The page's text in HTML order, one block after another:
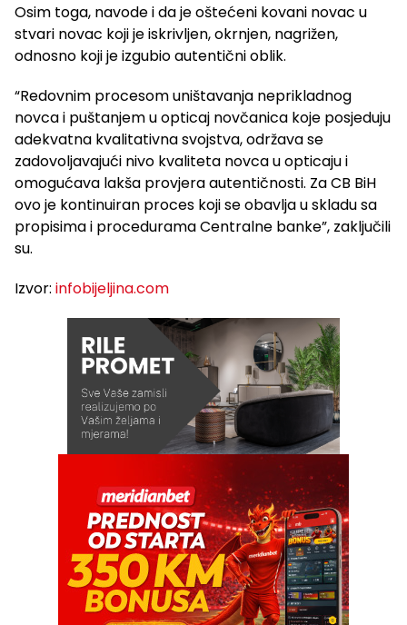
Osim toga, navode i da je oštećeni kovani novac u
stvari novac koji je iskrivljen, okrnjen, nagrižen,
odnosno koji je izgubio autentični oblik.
“Redovnim procesom uništavanja neprikladnog
novca i puštanjem u opticaj novčanica koje posjeduju
adekvatna kvalitativna svojstva, održava se
zadovoljavajući nivo kvaliteta novca u opticaju i
omogućava lakša provjera autentičnosti. Za CB BiH
ovo je kontinuiran proces koji se obavlja u skladu sa
propisima i procedurama Centralne banke”, zaključili
su.
Izvor: infobijeljina.com